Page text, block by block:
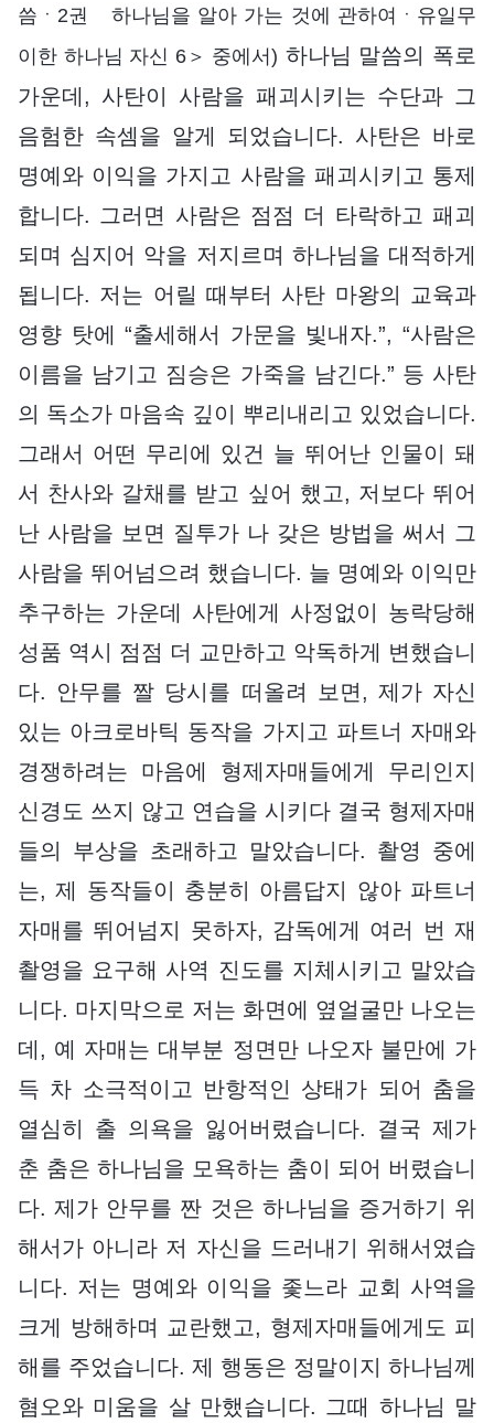
씀ㆍ2권 하나님을 알아 가는 것에 관하여ㆍ유일무
이한 하나님 자신 6＞ 중에서) 하나님 말씀의 폭로
가운데, 사탄이 사람을 패괴시키는 수단과 그
음험한 속셈을 알게 되었습니다. 사탄은 바로
명예와 이익을 가지고 사람을 패괴시키고 통제
합니다. 그러면 사람은 점점 더 타락하고 패괴
되며 심지어 악을 저지르며 하나님을 대적하게
됩니다. 저는 어릴 때부터 사탄 마왕의 교육과
영향 탓에 “출세해서 가문을 빛내자.”, “사람은
이름을 남기고 짐승은 가죽을 남긴다.” 등 사탄
의 독소가 마음속 깊이 뿌리내리고 있었습니다.
그래서 어떤 무리에 있건 늘 뛰어난 인물이 돼
서 찬사와 갈채를 받고 싶어 했고, 저보다 뛰어
난 사람을 보면 질투가 나 갖은 방법을 써서 그
사람을 뛰어넘으려 했습니다. 늘 명예와 이익만
추구하는 가운데 사탄에게 사정없이 농락당해
성품 역시 점점 더 교만하고 악독하게 변했습니
다. 안무를 짤 당시를 떠올려 보면, 제가 자신
있는 아크로바틱 동작을 가지고 파트너 자매와
경쟁하려는 마음에 형제자매들에게 무리인지
신경도 쓰지 않고 연습을 시키다 결국 형제자매
들의 부상을 초래하고 말았습니다. 촬영 중에
는, 제 동작들이 충분히 아름답지 않아 파트너
자매를 뛰어넘지 못하자, 감독에게 여러 번 재
촬영을 요구해 사역 진도를 지체시키고 말았습
니다. 마지막으로 저는 화면에 옆얼굴만 나오는
데, 예 자매는 대부분 정면만 나오자 불만에 가
득 차 소극적이고 반항적인 상태가 되어 춤을
열심히 출 의욕을 잃어버렸습니다. 결국 제가
춘 춤은 하나님을 모욕하는 춤이 되어 버렸습니
다. 제가 안무를 짠 것은 하나님을 증거하기 위
해서가 아니라 저 자신을 드러내기 위해서였습
니다. 저는 명예와 이익을 좇느라 교회 사역을
크게 방해하며 교란했고, 형제자매들에게도 피
해를 주었습니다. 제 행동은 정말이지 하나님께
혐오와 미움을 살 만했습니다. 그때 하나님 말